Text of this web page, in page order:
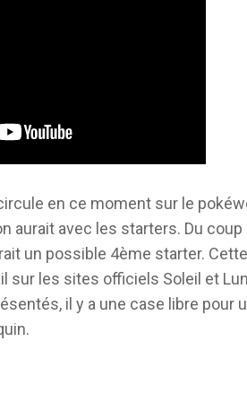
en ce moment sur le
aurait avec les starters. Du coup
un possible 4ème starter. Cette
sur les sites officiels Soleil et
il y a une case libre pour